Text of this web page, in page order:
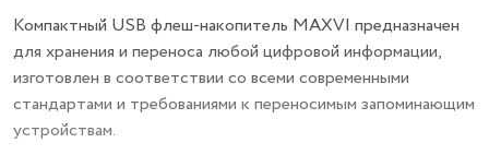
Компактный USB флеш-накопитель MAXVI предназначен
для хранения и переноса любой цифровой информации,
изготовлен в соответствии со всеми современными
стандартами и требованиями к переносимым запоминающим
устройствам.